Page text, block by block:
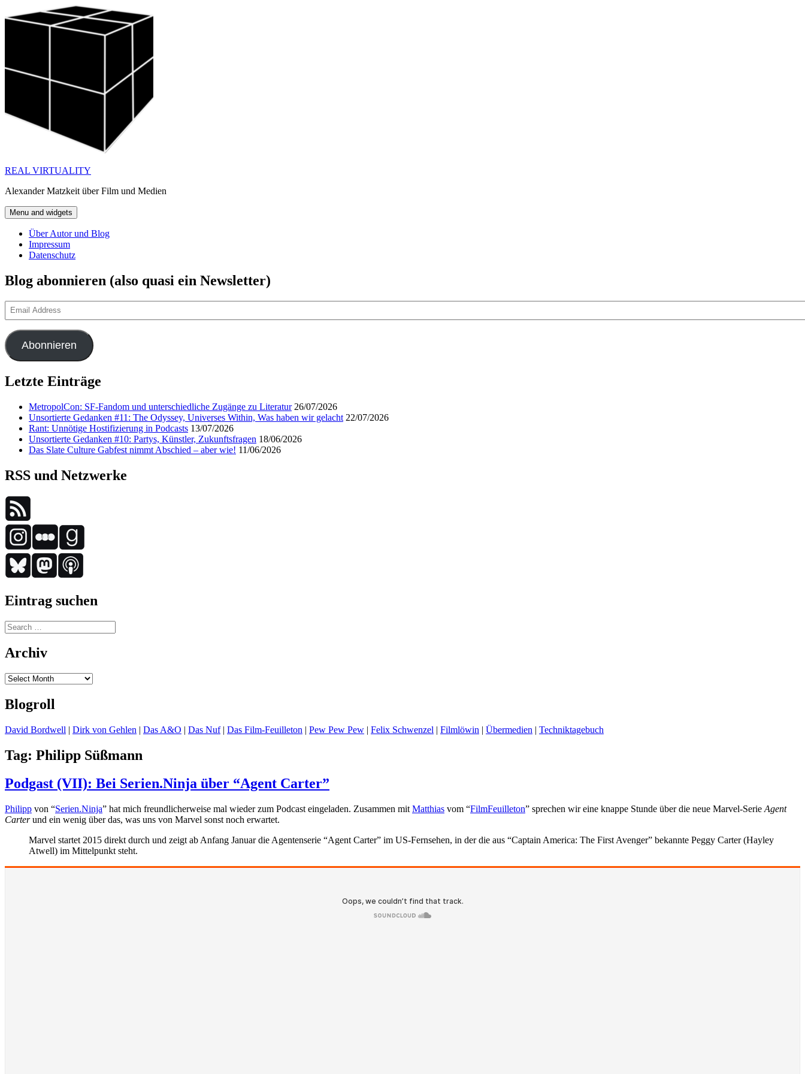
to
REAL VIRTUALITY
Alexander Matzkeit über Film und Medien
Menu and widgets
Über Autor und Blog
Impressum
Datenschutz
Blog abonnieren (also quasi ein Newsletter)
Email
Address
Abonnieren
Letzte Einträge
MetropolCon: SF-Fandom und unterschiedliche Zugänge zu Literatur 26/07/2026
Unsortierte Gedanken #11: The Odyssey, Universes Within, Was haben wir gelacht 22/07/2026
Rant: Unnötige Hostifizierung in Podcasts 13/07/2026
Unsortierte Gedanken #10: Partys, Künstler, Zukunftsfragen 18/06/2026
Das Slate Culture Gabfest nimmt Abschied – aber wie! 11/06/2026
RSS und Netzwerke
Eintrag suchen
Search
for:
Archiv
Archiv
Blogroll
David Bordwell | Dirk von Gehlen | Das A&O | Das Nuf| Das Film-Feuilleton | Pew Pew Pew | Felix Schwenzel | Filmlöwin | Übermedien | Techniktagebuch
Tag: Philipp Süßmann
Podgast (VII): Bei Serien.Ninja über “Agent Carter”
Philipp von “Serien.Ninja” hat mich freundlicherweise mal wieder zum Podcast eingeladen. Zusammen mit Matthias vom “FilmFeuilleton” sprechen wir eine knappe Stunde über die neue Marvel-Serie Agent
Carterund ein wenig über das, was uns von Marvel sonst noch erwartet.
Marvel startet 2015 direkt durch und zeigt ab Anfang Januar die Agentenserie “Agent Carter” im US-Fernsehen, in der die aus “Captain America: The First Avenger” bekannte Peggy Carter (Hayley
Atwell) im Mittelpunkt steht.